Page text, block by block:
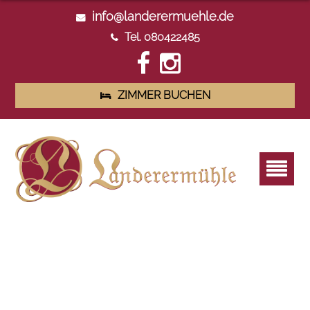
info@landerermuehle.de
Tel. 080422485
ZIMMER BUCHEN